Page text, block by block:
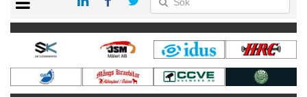
KONTAKT
VÅRA ANDRA MAGASIN
PRENUMERERA
ANNONSERA